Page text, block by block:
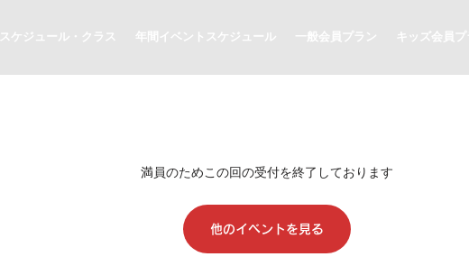
スケジュール・クラス 年間イベントスケジュール 一般会員プラン キッズ会員
満員のためこの回の受付を終了しております
他のイベントを見る